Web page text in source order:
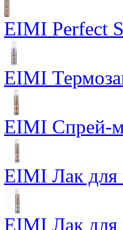
EIMI Perfect
EIMI
EIMI Спрей-
EIMI Лак для
EIMI Лак для